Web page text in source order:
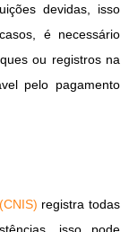
devidas, isso
é necessário
ou registros na
pelo pagamento
registra todas
isso pode